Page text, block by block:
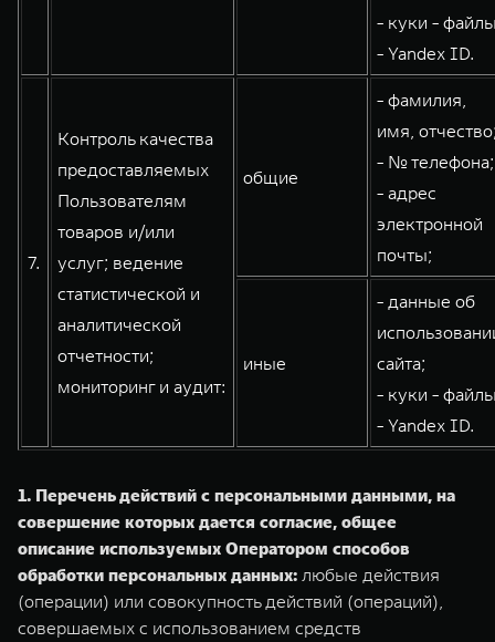
- куки -
- Yandex ID.
7.
Контроль качества
предоставляемых
Пользователям
товаров и/или
услуг; ведение
статистической и
аналитической
отчетности;
мониторинг и аудит:
общие
- фамилия,
имя,
- № телефона;
- адрес
электронной
почты;
иные
- данные об
сайта;
- куки -
- Yandex ID.
1. Перечень действий с персональными данными, на
совершение которых дается согласие, общее
описание используемых Оператором способов
обработки персональных данных: любые действия
(операции) или совокупность действий (операций),
совершаемых с использованием средств